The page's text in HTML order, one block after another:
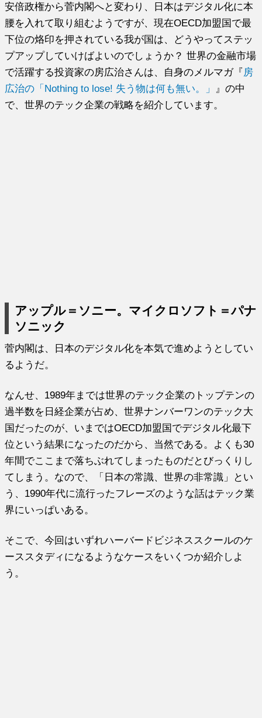
安倍政権から菅内閣へと変わり、日本はデジタル化に本
腰を入れて取り組むようですが、現在OECD加盟国で最
下位の烙印を押されている我が国は、どうやってステッ
プアップしていけばよいのでしょうか？ 世界の金融市場
で活躍する投資家の房広治さんは、自身のメルマガ『 房
広治の「Nothing to lose! 失う物は何も無い。」
』の中
で、世界のテック企業の戦略を紹介しています。
アップル＝ソニー。マイクロソフト＝パナ
ソニック
菅内閣は、日本のデジタル化を本気で進めようとしてい
るようだ。
なんせ、1989年までは世界のテック企業のトップテンの
過半数を日経企業が占め、世界ナンバーワンのテック大
国だったのが、いまではOECD加盟国でデジタル化最下
位という結果になったのだから、当然である。よくも30
年間でここまで落ちぶれてしまったものだとびっくりし
てしまう。なので、「日本の常識、世界の非常識」とい
う、1990年代に流行ったフレーズのような話はテック業
界にいっぱいある。
そこで、今回はいずれハーバードビジネススクールのケ
ーススタディになるようなケースをいくつか紹介しよ
う。